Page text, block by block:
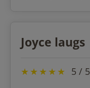
Joyce laugs
★★★★★ 5 / 5